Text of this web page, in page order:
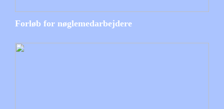
Forløb for nøglemedarbejdere